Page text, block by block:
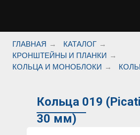
ГЛАВНАЯ → КАТАЛОГ →
КРОНШТЕЙНЫ И ПЛАНКИ →
КОЛЬЦА И МОНОБЛОКИ →
Кольца 019
30 мм)